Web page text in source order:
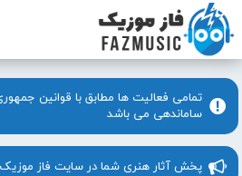
تمامی فعالیت ها مطابق با قوانین
ساماندهی می باشد
پخش آثار هنری شما در سایت فاز موزیک